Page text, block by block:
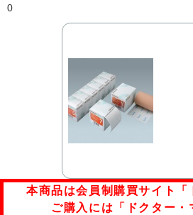
0
本商品は会員制購買サイト「
ご購入には「ドクター